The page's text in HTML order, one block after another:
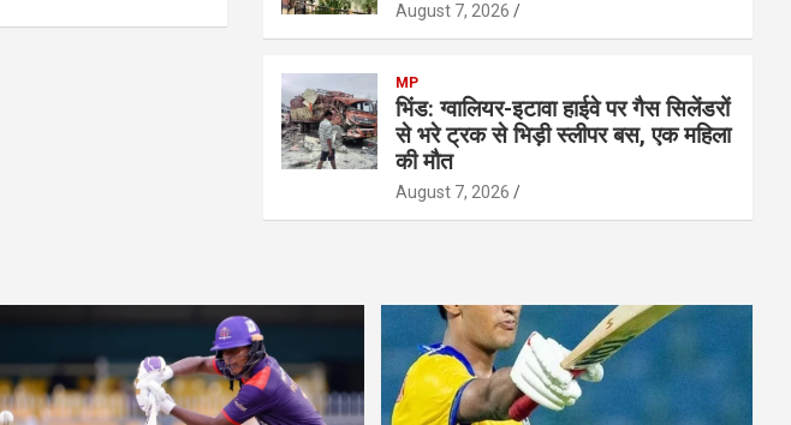
August 7, 2026
MP
भिंड: ग्वालियर-इटावा हाईवे पर गैस सिलेंडरों
से भरे ट्रक से भिड़ी स्लीपर बस, एक महिला
की मौत
August 7, 2026